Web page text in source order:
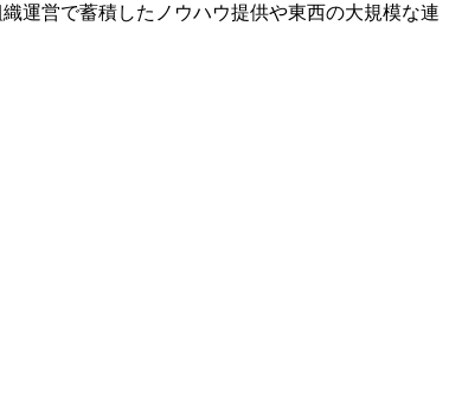
運営で蓄積したノウハウ提供や東西の大規模な連